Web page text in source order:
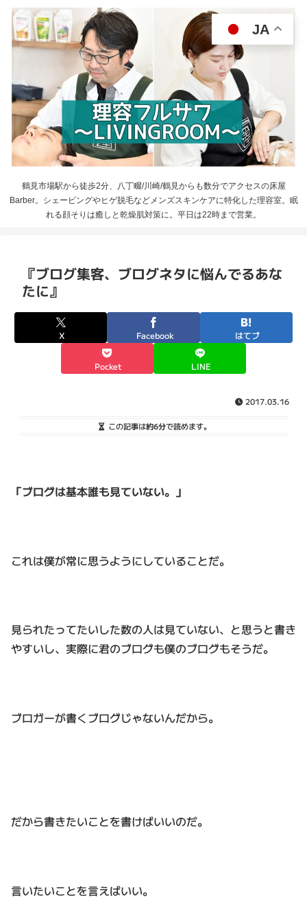
鶴見市場駅から徒歩2分、八丁畷/川崎/鶴見からも数分でアクセスの床屋
Barber。シェービングやヒゲ脱毛などメンズスキンケアに特化した理容室。眠
れる顔そりは癒しと乾燥肌対策に。平日は22時まで営業。
『ブログ集客、ブログネタに悩んでるあな
たに』
X Facebook はてブ
Pocket LINE
2017.03.16
この記事は約6分で読めます。
「ブログは基本誰も見ていない。」
これは僕が常に思うようにしていることだ。
見られたってたいした数の人は見ていない、と思うと書き
やすいし、実際に君のブログも僕のブログもそうだ。
ブロガーが書くブログじゃないんだから。
だから書きたいことを書けばいいのだ。
言いたいことを言えばいい。
JA